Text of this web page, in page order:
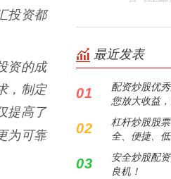
投资都
资的成
，制定
提高了
为可靠
最近发表
01
配资炒股优
您放大收益
02
杠杆炒股股
全、便捷、
03
安全炒股配
良机！